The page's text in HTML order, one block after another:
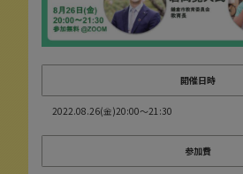
開催日時
2022.08.26(金)20:00〜21:30
参加費